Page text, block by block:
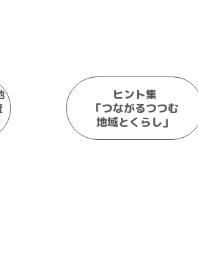
ヒント集
「つながるつつむ
地域とくらし」